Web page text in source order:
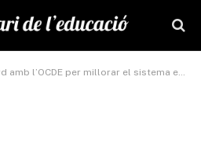
millorar el sistema educatiu català: una oportunitat o un perill?